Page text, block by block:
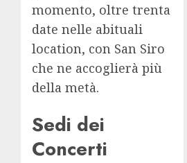
momento, oltre trenta
date nelle abituali
location, con San Siro
che ne accoglierà più
della metà.
Sedi dei
Concerti